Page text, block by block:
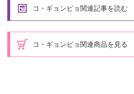
コ・ギョンピョ関連記事を読む
コ・ギョンピョ関連商品を見る